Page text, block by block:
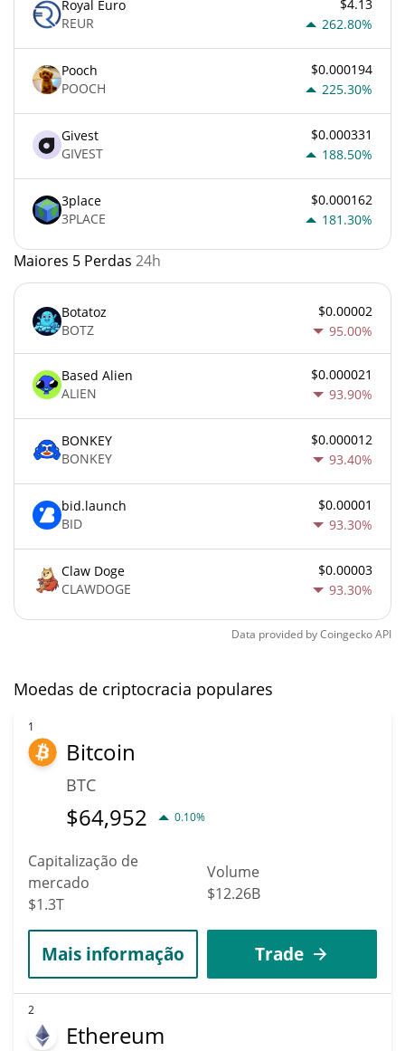
Royal Euro
REUR
$4.13
262.80%
Pooch
POOCH
$0.000194
225.30%
Givest
GIVEST
$0.000331
188.50%
3place
3PLACE
$0.000162
181.30%
Maiores 5 Perdas 24h
Botatoz
BOTZ
$0.00002
95.00%
Based Alien
ALIEN
$0.000021
93.90%
BONKEY
BONKEY
$0.000012
93.40%
bid.launch
BID
$0.00001
93.30%
Claw Doge
CLAWDOGE
$0.00003
93.30%
Data provided byCoingeckoAPI
Moedas de criptocracia populares
1
Bitcoin
BTC
$64,952 0.10%
Capitalização de
mercado
$1.3T
Volume
$12.26B
Mais informação Trade
2
Ethereum